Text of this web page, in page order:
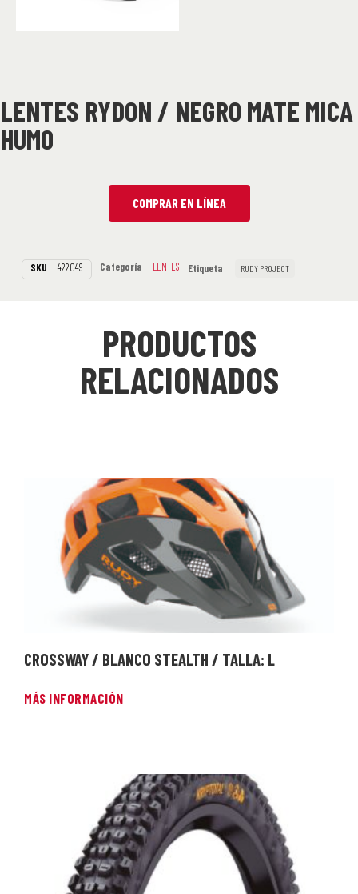
LENTES RYDON / NEGRO MATE MICA
HUMO
COMPRAR EN LÍNEA
SKU 422049 Categoría LENTES Etiqueta RUDY PROJECT
PRODUCTOS
RELACIONADOS
CROSSWAY / BLANCO STEALTH / TALLA: L
MÁS INFORMACIÓN